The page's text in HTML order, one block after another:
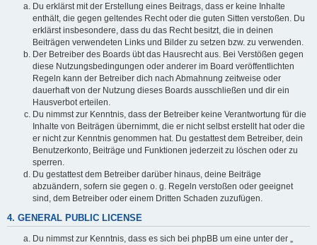
Du erklärst mit der Erstellung eines Beitrags, dass er keine Inhalte
enthält, die gegen geltendes Recht oder die guten Sitten verstoßen. Du
erklärst insbesondere, dass du das Recht besitzt, die in deinen
Beiträgen verwendeten Links und Bilder zu setzen bzw. zu verwenden.
Der Betreiber des Boards übt das Hausrecht aus. Bei Verstößen gegen
diese Nutzungsbedingungen oder anderer im Board veröffentlichten
Regeln kann der Betreiber dich nach Abmahnung zeitweise oder
dauerhaft von der Nutzung dieses Boards ausschließen und dir ein
Hausverbot erteilen.
Du nimmst zur Kenntnis, dass der Betreiber keine Verantwortung für die
Inhalte von Beiträgen übernimmt, die er nicht selbst erstellt hat oder die
er nicht zur Kenntnis genommen hat. Du gestattest dem Betreiber, dein
Benutzerkonto, Beiträge und Funktionen jederzeit zu löschen oder zu
sperren.
Du gestattest dem Betreiber darüber hinaus, deine Beiträge
abzuändern, sofern sie gegen o. g. Regeln verstoßen oder geeignet
sind, dem Betreiber oder einem Dritten Schaden zuzufügen.
4. GENERAL PUBLIC LICENSE
Du nimmst zur Kenntnis, dass es sich bei phpBB um eine unter der „